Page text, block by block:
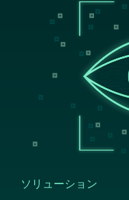
ソリューション